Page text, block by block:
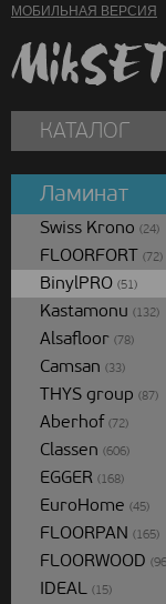
МОБИЛЬНАЯ ВЕРСИЯ
КАТАЛОГ
Ламинат
Swiss Krono (24)
FLOORFORT (72)
BinylPRO (51)
Kastamonu (132)
Alsafloor (78)
Camsan (33)
THYS group (87)
Aberhof (72)
Classen (606)
EGGER (168)
EuroHome (45)
FLOORPAN (165)
FLOORWOOD
IDEAL (15)